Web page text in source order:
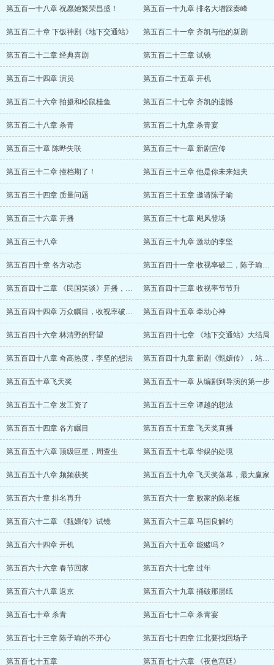
第五百一十八章 祝愿她繁荣昌盛！ 第五百一十九章 排名大增踩秦峰
第五百二十章 下饭神剧《地下交通站》 第五百二十一章 齐凯与他的新剧
第五百二十二章 经典喜剧 第五百二十三章 试镜
第五百二十四章 演员 第五百二十五章 开机
第五百二十六章 拍摄和松鼠桂鱼 第五百二十七章 齐凯的遗憾
第五百二十八章 杀青 第五百二十九章 杀青宴
第五百三十章 陈晔失联 第五百三十一章 新剧宣传
第五百三十二章 撞档期了！ 第五百三十三章 他是你未来姐夫
第五百三十四章 质量问题 第五百三十五章 邀请陈子瑜
第五百三十六章 开播 第五百三十七章 飓风登场
第五百三十八章 第五百三十九章 激动的李坚
第五百四十章 各方动态 第五百四十一章 收视率破二，陈子瑜的期待
第五百四十二章 《民国笑谈》开播，谭越的 第五百四十三章 收视率节节升
第五百四十四章 万众瞩目，收视率破三！ 第五百四十五章 牵动心神
第五百四十六章 林清野的野望 第五百四十七章 《地下交通站》大结局
第五百四十八章 奇高热度，李坚的想法 第五百四十九章 新剧《甄嬛传》，站上神坛
第五百五十章飞天奖 第五百五十一章 从编剧到导演的第一步
第五百五十二章 发工资了 第五百五十三章 谭越的想法
第五百五十四章 各方瞩目 第五百五十五章 飞天奖直播
第五百五十六章 顶级巨星，周查生 第五百五十七章 华娱的处境
第五百五十八章 频频获奖 第五百五十九章 飞天奖落幕，最大赢家
第五百六十章 排名再升 第五百六十一章 败家的陈老板
第五百六十二章 《甄嬛传》试镜 第五百六十三章 马国良解约
第五百六十四章 开机 第五百六十五章 能赌吗？
第五百六十六章 春节回家 第五百六十七章 过年
第五百六十八章 返京 第五百六十九章 捅破那层纸
第五百七十章 杀青 第五百七十二章 杀青宴
第五百七十三章 陈子瑜的不开心 第五百七十四章 江北要找回场子
第五百七十五章 第五百七十六章 《夜色宫廷》